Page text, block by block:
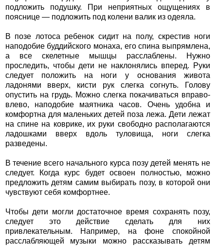
подложить подушку. При неприятных ощущениях в
пояснице — подложить под колени валик из одеяла.
В позе лотоса ребенок сидит на полу, скрестив ноги
наподобие буддийского монаха, его спина выпрямлена,
а все скелетные мышцы расслаблены. Нужно
проследить, чтобы дети не наклонялись вперед. Руки
следует положить на ноги у основания живота
ладонями вверх, кисти рук слегка согнуть. Голову
опустить на грудь. Можно слегка покачиваться вправо-
влево, наподобие маятника часов. Очень удобна и
комфортна для маленьких детей поза лежа. Дети лежат
на спине на коврике, их руки свободно располагаются
ладошками вверх вдоль туловища, ноги слегка
разведены.
В течение всего начального курса позу детей менять не
следует. Когда курс будет освоен полностью, можно
предложить детям самим выбирать позу, в которой они
чувствуют себя комфортнее.
Чтобы дети могли достаточное время сохранять позу,
следует это действие сделать для них
привлекательным. Например, на фоне спокойной
расслабляющей музыки можно рассказывать детям